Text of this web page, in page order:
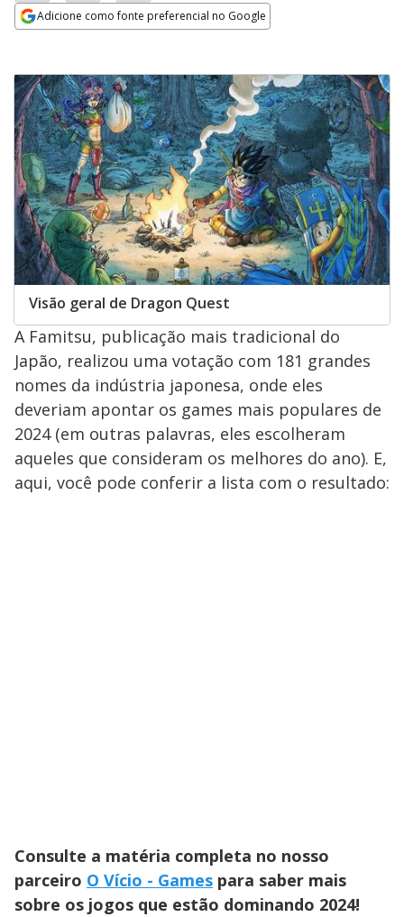
Adicione como fonte preferencial no Google
Visão geral de Dragon Quest
A Famitsu, publicação mais tradicional do
Japão, realizou uma votação com 181 grandes
nomes da indústria japonesa, onde eles
deveriam apontar os games mais populares de
2024 (em outras palavras, eles escolheram
aqueles que consideram os melhores do ano). E,
aqui, você pode conferir a lista com o resultado:
Consulte a matéria completa no nosso
parceiro O Vício - Games para saber mais
sobre os jogos que estão dominando 2024!